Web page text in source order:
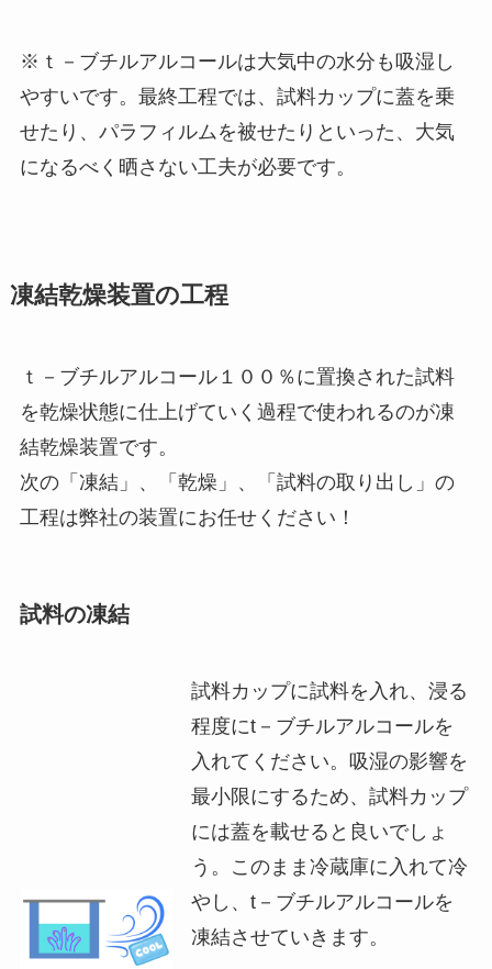
※ｔ－ブチルアルコールは大気中の水分も吸湿し
やすいです。最終工程では、試料カップに蓋を乗
せたり、パラフィルムを被せたりといった、大気
になるべく晒さない工夫が必要です。
凍結乾燥装置の工程
ｔ－ブチルアルコール１００％に置換された試料
を乾燥状態に仕上げていく過程で使われるのが凍
結乾燥装置です。
次の「凍結」、「乾燥」、「試料の取り出し」の
工程は弊社の装置にお任せください！
試料の凍結
試料カップに試料を入れ、浸る
程度にt－ブチルアルコールを
入れてください。吸湿の影響を
最小限にするため、試料カップ
には蓋を載せると良いでしょ
う。このまま冷蔵庫に入れて冷
やし、t－ブチルアルコールを
凍結させていきます。